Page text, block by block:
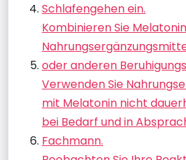
Schlafengehen ein.
Kombinieren Sie
oder anderen
Verwenden Sie
mit Melatonin nicht
bei Bedarf und in
Fachmann.